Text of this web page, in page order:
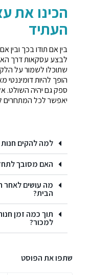
הכינו את
העתיד
בין אם תודו בכך ובין
לבצע עסקאות דרך
שתוכלו לשמור על
הופך להיות דומיננטי
ספק גם יהיה השולט.
יאפשר לכל המתחרים
למה להקים חנות
האם מסובך
מה עושים לאחר
הבית?
תוך כמה זמן
למכור?
שתפו את הפוסט